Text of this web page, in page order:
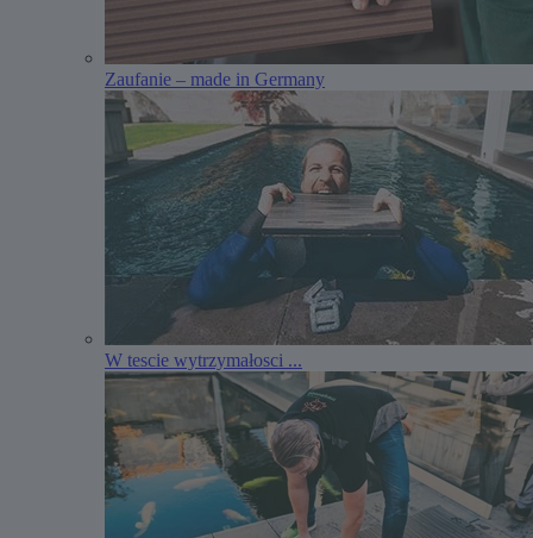
Zaufanie – made in Germany
W tescie wytrzymałosci ...